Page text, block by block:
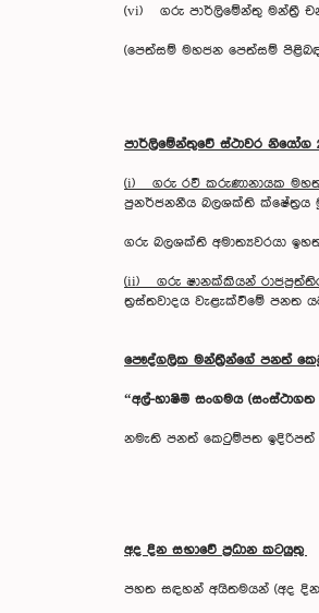
(vi) ගරු පාර්ලිමේන්තු මන්ත්‍රී
(පෙත්සම් මහජන පෙත්සම්
පාර්ලිමේන්තුවේ ස්ථාවර නියෝග
(i) ගරු රවී කරුණානායක
පුනර්ජනනීය බලශක්ති ක්ෂේත්‍රය
ගරු බලශක්ති අමාත්‍යවරයා
(ii) ගරු ෂානක්කියන්
ත්‍රස්තවාදය වැළැක්වීමේ
පෞද්ගලික මන්ත්‍රීන්ගේ පනත්
“අල්-හාෂිමි සංගමය (සංස්ථාගත
නමැති පනත් කෙටුම්පත
අද දින සභාවේ ප්‍රධාන කටයුතු
පහත සඳහන් අයිතමයන් (අද දින